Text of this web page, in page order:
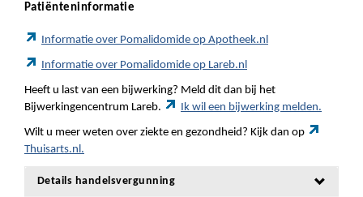
Patiënteninformatie
Informatie over Pomalidomide op Apotheek.nl
Informatie over Pomalidomide op Lareb.nl
Heeft u last van een bijwerking? Meld dit dan bij het
Bijwerkingencentrum Lareb.
Ik wil een bijwerking melden.
Wilt u meer weten over ziekte en gezondheid? Kijk dan op
Thuisarts.nl.
Details handelsvergunning